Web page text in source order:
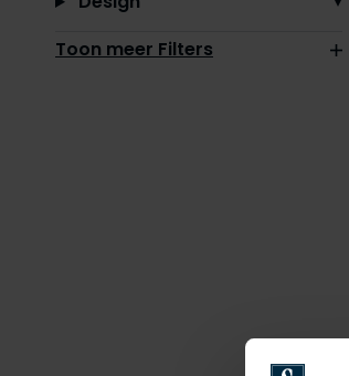
Toon meer Filters